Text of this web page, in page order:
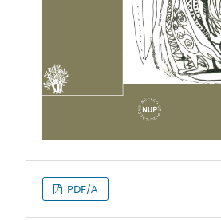
PDF/A